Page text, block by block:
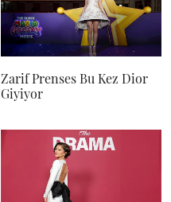
Zarif Prenses Bu Kez Dior
Giyiyor